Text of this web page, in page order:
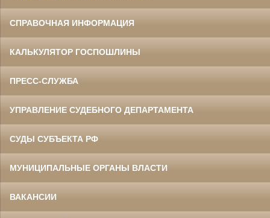
СПРАВОЧНАЯ ИНФОРМАЦИЯ
КАЛЬКУЛЯТОР ГОСПОШЛИНЫ
ПРЕСС-СЛУЖБА
УПРАВЛЕНИЕ СУДЕБНОГО ДЕПАРТАМЕНТА
СУДЫ СУБЪЕКТА РФ
МУНИЦИПАЛЬНЫЕ ОРГАНЫ ВЛАСТИ
ВАКАНСИИ